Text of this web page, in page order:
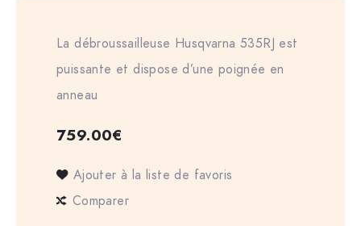
La débroussailleuse Husqvarna 535RJ est
puissante et dispose d’une poignée en
anneau
759.00€
Ajouter à la liste de favoris
Comparer